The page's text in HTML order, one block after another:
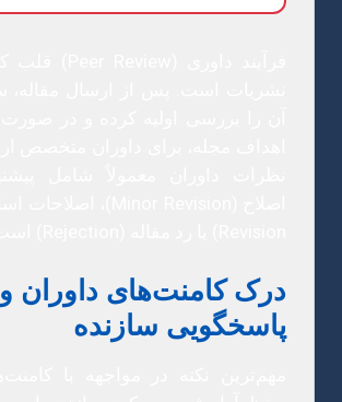
درک کامنت‌های داوران و
پاسخگویی سازنده